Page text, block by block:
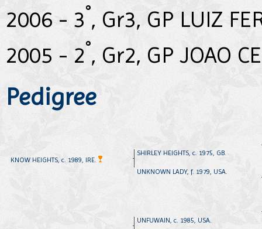
2006 - 3°, Gr3, GP LUIZ
2005 - 2°, Gr2, GP JOAO
Pedigree
KNOW HEIGHTS, c. 1989, IRE.
SHIRLEY HEIGHTS, c. 1975, GB.
UNKNOWN LADY, f. 1979, USA.
UNFUWAIN, c. 1985, USA.